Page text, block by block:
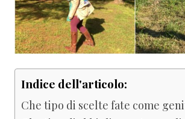
Indice dell'articolo:
Che tipo di scelte fate come